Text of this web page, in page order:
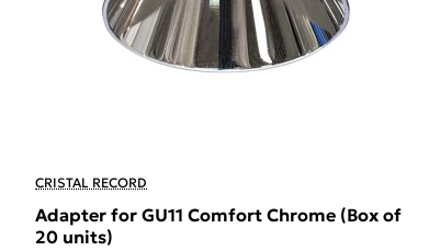
CRISTAL RECORD
Adapter for GU11 Comfort Chrome (Box of
20 units)